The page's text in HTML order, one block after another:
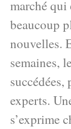
marché qui
beaucoup
nouvelles.
semaines,
experts.
s’exprime